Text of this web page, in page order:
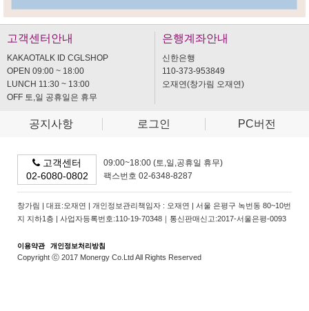
고객센터안내
KAKAOTALK ID CGLSHOP
OPEN 09:00 ~ 18:00
LUNCH 11:30 ~ 13:00
OFF 토,일 공휴일은 휴무
은행계좌안내
신한은행
110-373-953849
오재연(창가림 오재연)
공지사항 로그인 PC버전
고객센터
02-6080-0802
09:00~18:00 (토,일,공휴일 휴무)
팩스번호 02-6348-8287
창가림 | 대표:오재연 | 개인정보관리책임자 : 오재연 | 서울 은평구 녹번동 80~10번
지 지하1층 | 사업자등록번호:110-19-70348｜통신판매신고:2017-서울은평-0093
이용약관 개인정보처리방침
Copyright ⓒ 2017 Monergy Co.Ltd All Rights Reserved